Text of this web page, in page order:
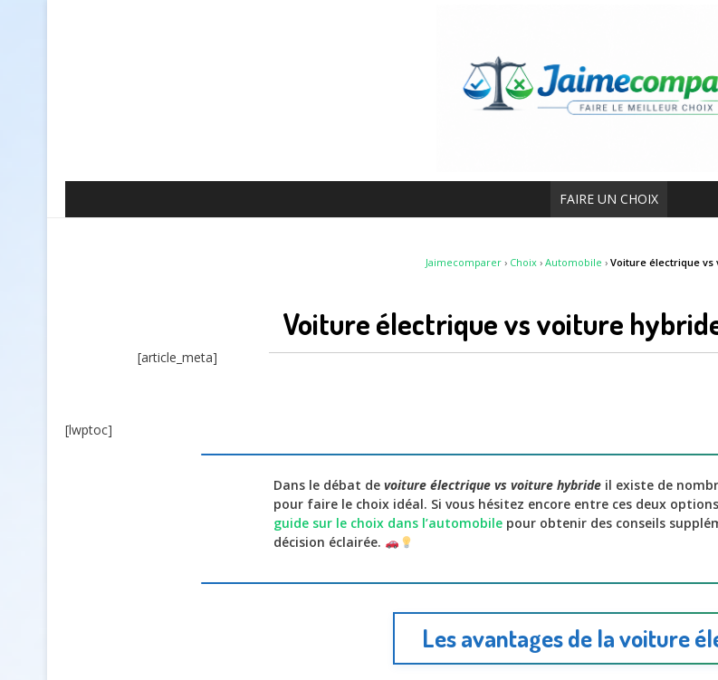
FAIRE UN CHOIX
Jaimecomparer› Choix› Automobile › Voiture électrique vs
Voiture électrique vs voiture
[article_meta]
[lwptoc]
Dans le débat de voiture électrique vs voiture hybride il existe de
pour faire le choix idéal. Si vous hésitez encore entre ces deux
guide sur le choix dans l’automobile pour obtenir des conseils
décision éclairée.
Les avantages de la voiture